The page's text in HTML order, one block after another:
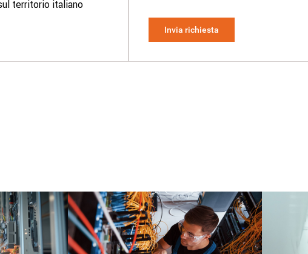
territorio italiano
Invia richiesta